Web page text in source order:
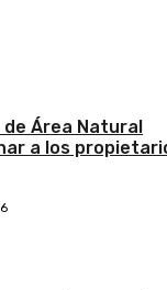
Área Natural
a los